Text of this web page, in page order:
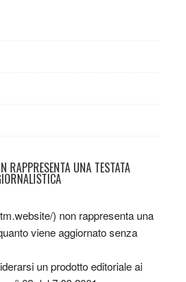
RAPPRESENTA UNA TESTATA
) non rappresenta una
viene aggiornato senza
un prodotto editoriale ai